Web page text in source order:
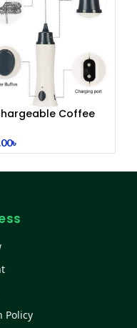
Coffee
৳
Policy